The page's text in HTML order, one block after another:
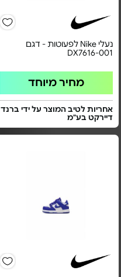
נעלי Nike לפעוטות - דגם
DX7616-001
מחיר מיוחד
אחריות לטיב המוצר על ידי ברנד
דיירקט בע"מ